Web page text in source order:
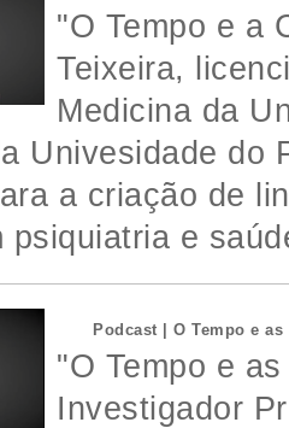
"O Tempo e a
Teixeira,
Medicina da
Univesidade do
a criação de
psiquiatria e
Podcast | O Tempo e
"O Tempo e
Investigador